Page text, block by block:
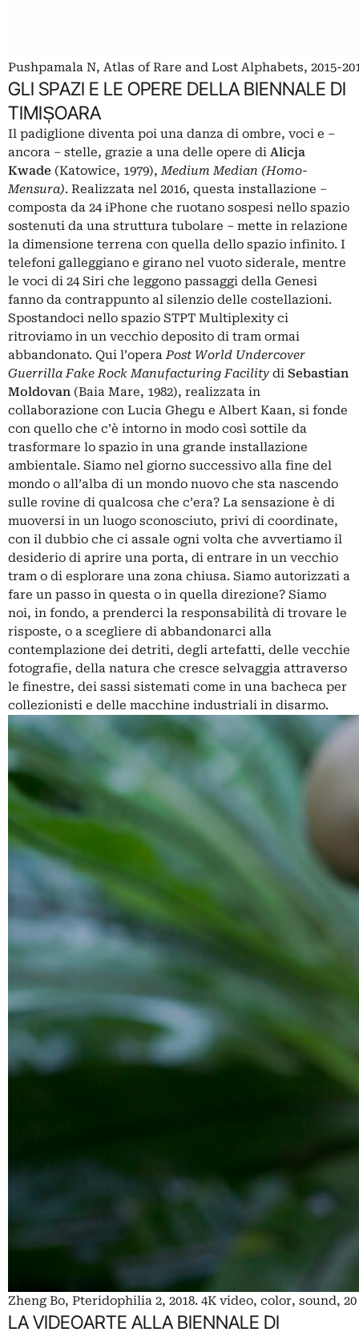
Pushpamala N, Atlas of Rare and Lost Alphabets, 2015-
GLI SPAZI E LE OPERE DELLA BIENNALE DI
TIMIȘOARA
Il padiglione diventa poi una danza di ombre, voci e –
ancora – stelle, grazie a una delle opere di Alicja
Kwade (Katowice, 1979),Medium Median (Homo-
Mensura). Realizzata nel 2016, questa installazione –
composta da 24iPhone che ruotano sospesi nello spazio
sostenuti da una struttura tubolare – mette in relazione
la dimensione terrena con quella dello spazio infinito. I
telefoni galleggiano e girano nel vuoto siderale, mentre
le voci di 24 Siri che leggono passaggi della Genesi
fanno da contrappunto al silenzio delle costellazioni.
Spostandoci nello spazio STPT Multiplexity ci
ritroviamo in un vecchio deposito di tram ormai
abbandonato. Qui l’operaPost World Undercover
Guerrilla Fake Rock Manufacturing Facility di Sebastian
Moldovan (Baia Mare, 1982), realizzata in
collaborazione con Lucia Ghegu e Albert Kaan, si fonde
con quello che c’è intorno in modo così sottile da
trasformare lo spazio in una grande installazione
ambientale. Siamo nel giorno successivo alla fine del
mondo o all’alba di un mondo nuovo che sta nascendo
sulle rovine di qualcosa che c’era? La sensazione è di
muoversi in un luogo sconosciuto, privi di coordinate,
con il dubbio che ci assale ogni volta che avvertiamo il
desiderio di aprire una porta, di entrare in un vecchio
tram o di esplorare una zona chiusa. Siamo autorizzati a
fare un passo in questa o in quella direzione? Siamo
noi, in fondo, a prenderci la responsabilità di trovare le
risposte, o a scegliere di abbandonarci alla
contemplazione dei detriti, degli artefatti, delle vecchie
fotografie, della natura che cresce selvaggia attraverso
le finestre, dei sassi sistemati come in una bacheca per
collezionisti e delle macchine industriali in disarmo.
Zheng Bo, Pteridophilia 2, 2018. 4K video, color, sound,
LA VIDEOARTE ALLA BIENNALE DI